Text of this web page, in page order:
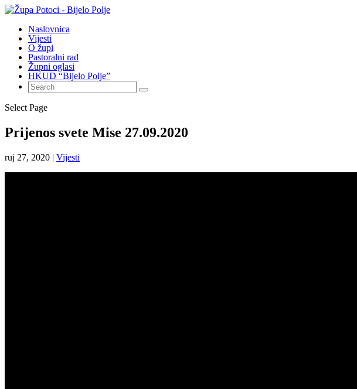
Naslovnica
Vijesti
O župi
Pastoralni rad
Župni oglasi
HKUD “Bijelo Polje”
Select Page
Prijenos svete Mise 27.09.2020
ruj 27, 2020 | Vijesti